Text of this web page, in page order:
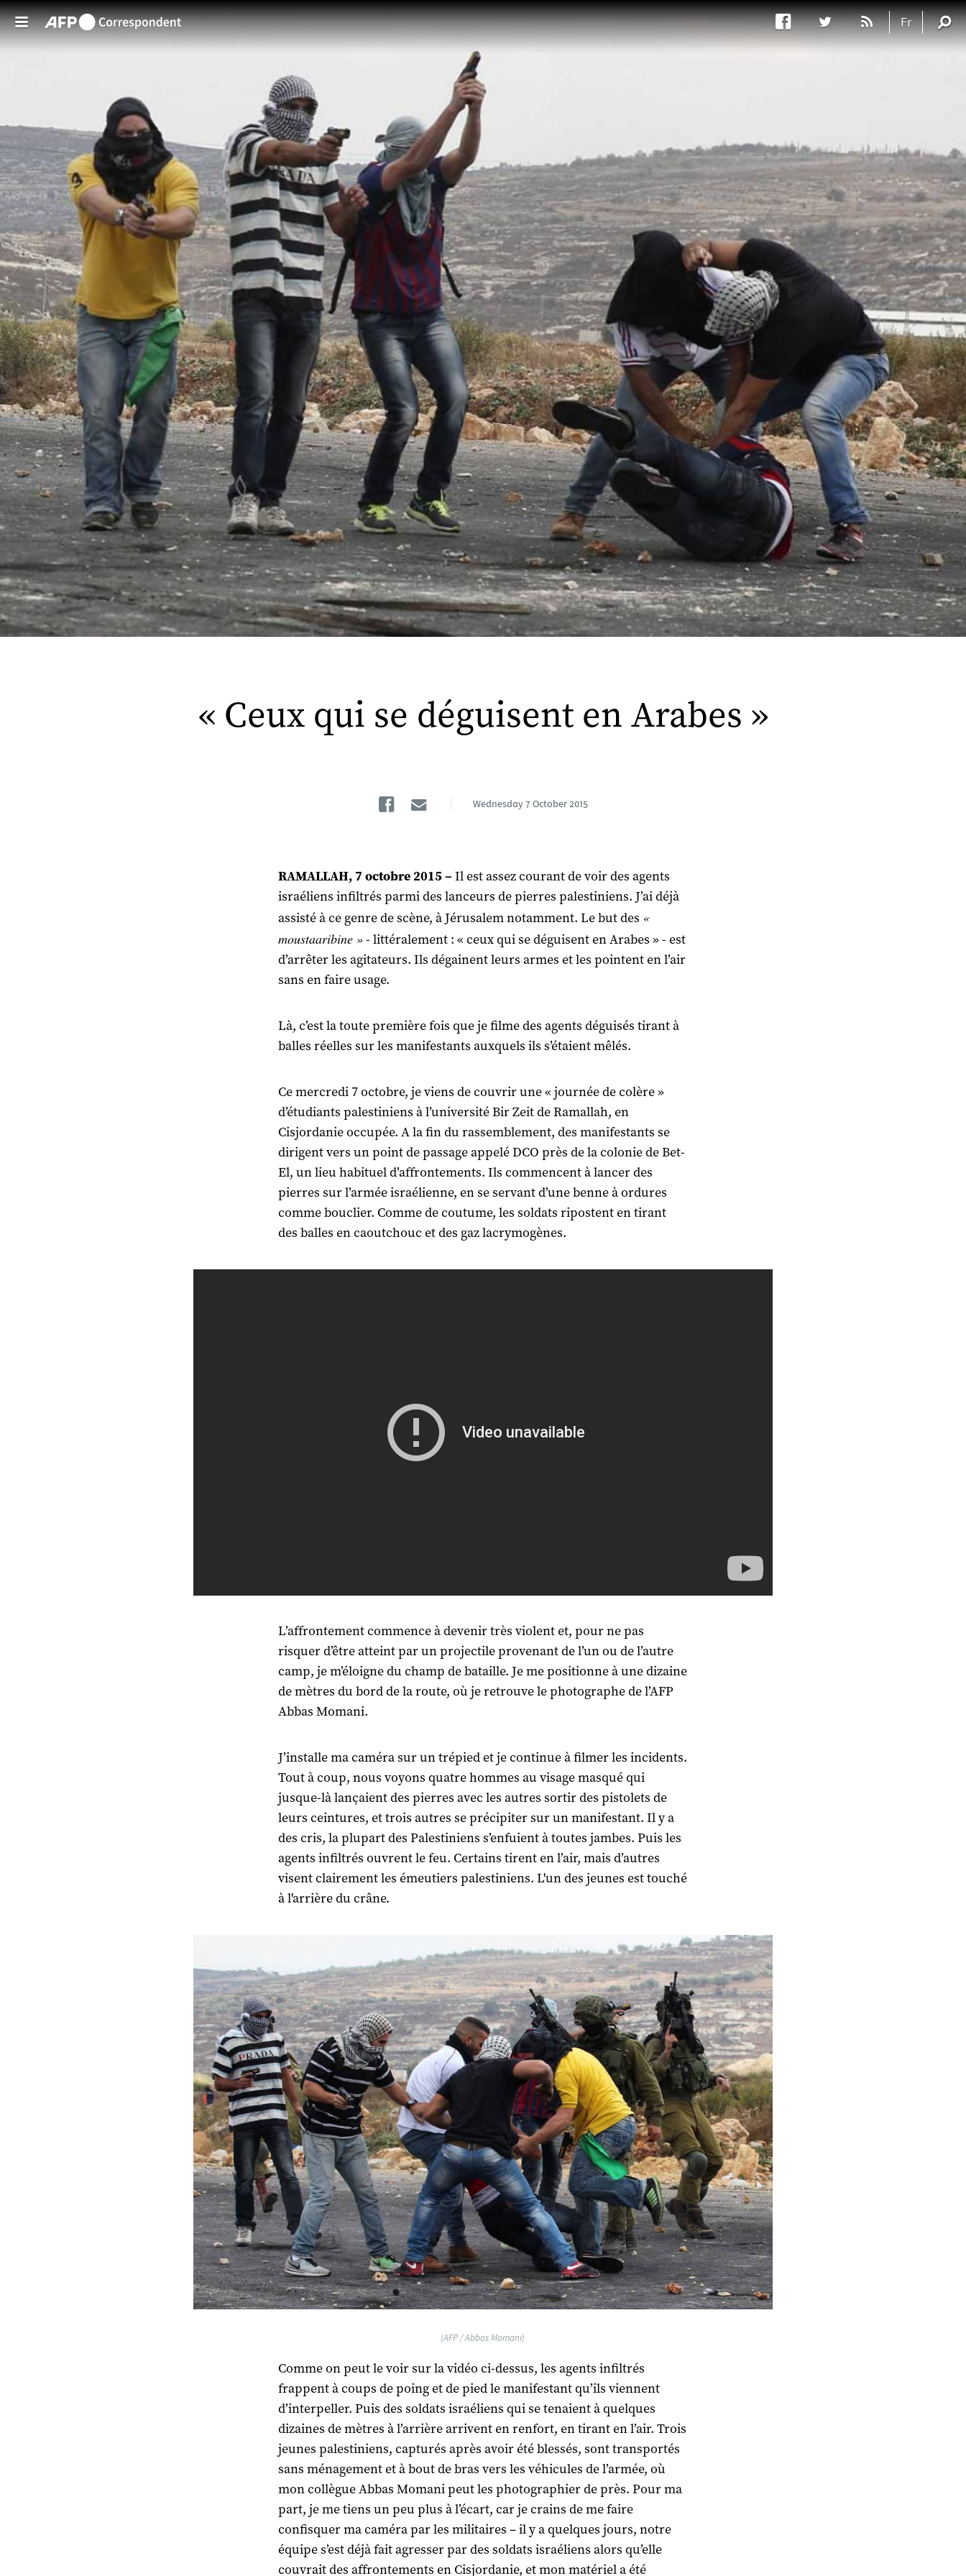
Skip to main content
« Ceux qui se déguisent en Arabes »
Facebook
EmailWednesday 7 October 2015
RAMALLAH, 7 octobre 2015 – Il est assez courant de voir des agents
israéliens infiltrés parmi des lanceurs de pierres palestiniens. J’ai déjà
assisté à ce genre de scène, à Jérusalem notamment. Le but des «
moustaaribine »- littéralement : « ceux qui se déguisent en Arabes » - est
d’arrêter les agitateurs. Ils dégainent leurs armes et les pointent en l’air
sans en faire usage.
Là, c’est la toute première fois que je filme des agents déguisés tirant à
balles réelles sur les manifestants auxquels ils s’étaient mêlés.
Ce mercredi 7 octobre, je viens de couvrir une « journée de colère »
d’étudiants palestiniens à l’université Bir Zeit de Ramallah, en
Cisjordanie occupée. A la fin du rassemblement, des manifestants se
dirigent vers un point de passage appelé DCO près de la colonie de Bet-
El, un lieu habituel d’affrontements. Ils commencent à lancer des
pierres sur l’armée israélienne, en se servant d’une benne à ordures
comme bouclier. Comme de coutume, les soldats ripostent en tirant
des balles en caoutchouc et des gaz lacrymogènes.
L’affrontement commence à devenir très violent et, pour ne pas
risquer d’être atteint par un projectile provenant de l’un ou de l’autre
camp, je m’éloigne du champ de bataille. Je me positionne à une dizaine
de mètres du bord de la route, où je retrouve le photographe de l’AFP
Abbas Momani.
J’installe ma caméra sur un trépied et je continue à filmer les incidents.
Tout à coup, nous voyons quatre hommes au visage masqué qui
jusque-là lançaient des pierres avec les autres sortir des pistolets de
leurs ceintures, et trois autres se précipiter sur un manifestant. Il y a
des cris, la plupart des Palestiniens s’enfuient à toutes jambes. Puis les
agents infiltrés ouvrent le feu. Certains tirent en l’air, mais d’autres
visent clairement les émeutiers palestiniens. L'un des jeunes est touché
à l'arrière du crâne.
(AFP / Abbas Momani)
Comme on peut le voir sur la vidéo ci-dessus, les agents infiltrés
frappent à coups de poing et de pied le manifestant qu’ils viennent
d’interpeller. Puis des soldats israéliens qui se tenaient à quelques
dizaines de mètres à l’arrière arrivent en renfort, en tirant en l’air. Trois
jeunes palestiniens, capturés après avoir été blessés, sont transportés
sans ménagement et à bout de bras vers les véhicules de l’armée, où
mon collègue Abbas Momani peut les photographier de près. Pour ma
part, je me tiens un peu plus à l’écart, car je crains de me faire
confisquer ma caméra par les militaires – il y a quelques jours, notre
équipe s’est déjà fait agresser par des soldats israéliens alors qu’elle
couvrait des affrontements en Cisjordanie, et mon matériel a été